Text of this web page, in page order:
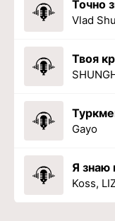
Точно
Vlad
Gayo
Koss,